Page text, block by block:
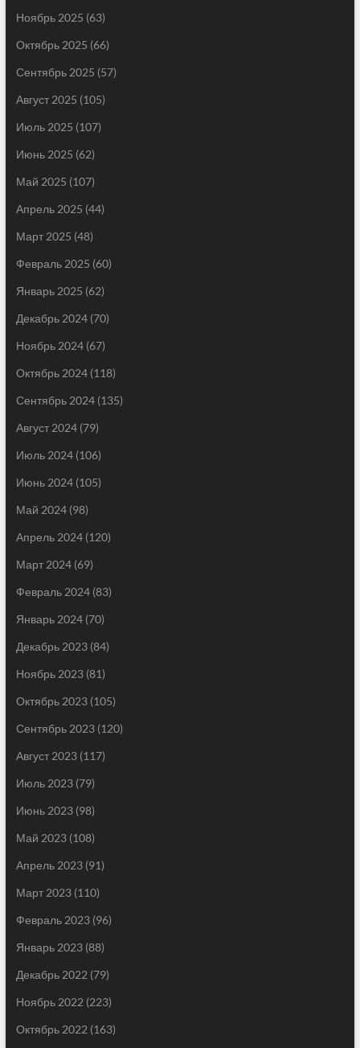
Ноябрь 2025 (63)
Октябрь 2025 (66)
Сентябрь 2025 (57)
Август 2025 (105)
Июль 2025 (107)
Июнь 2025 (62)
Май 2025 (107)
Апрель 2025 (44)
Март 2025 (48)
Февраль 2025 (60)
Январь 2025 (62)
Декабрь 2024(70)
Ноябрь 2024(67)
Октябрь 2024(118)
Сентябрь 2024(135)
Август 2024(79)
Июль 2024(106)
Июнь 2024(105)
Май 2024(98)
Апрель 2024(120)
Март 2024(69)
Февраль 2024(83)
Январь 2024(70)
Декабрь 2023(84)
Ноябрь 2023(81)
Октябрь 2023(105)
Сентябрь 2023(120)
Август 2023(117)
Июль 2023(79)
Июнь 2023(98)
Май 2023(108)
Апрель 2023(91)
Март 2023(110)
Февраль 2023(96)
Январь 2023(88)
Декабрь 2022 (79)
Ноябрь 2022 (223)
Октябрь 2022 (163)